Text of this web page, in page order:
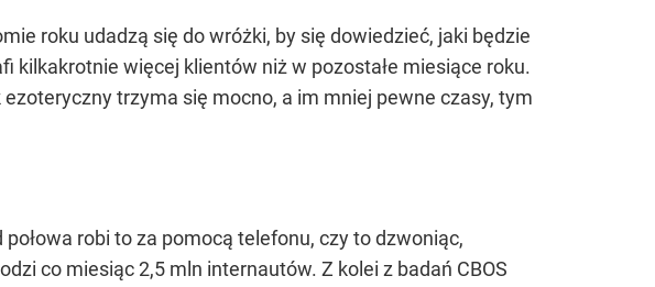
roku udadzą się do wróżki, by się dowiedzieć, jaki będzie
kilkakrotnie więcej klientów niż w pozostałe miesiące roku.
trzyma się mocno, a im mniej pewne czasy, tym
robi to za pomocą telefonu, czy to dzwoniąc,
co miesiąc 2,5 mln internautów. Z kolei z badań CBOS